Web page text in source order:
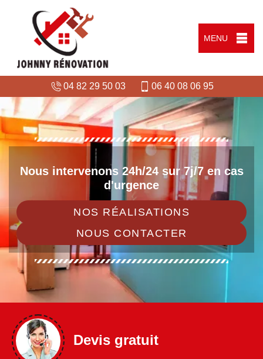
MENU
04 82 29 50 03 06 40 08 06 95
Nous intervenons 24h/24 sur 7j/7 en cas
d'urgence
NOS RÉALISATIONS
NOUS CONTACTER
Devis gratuit